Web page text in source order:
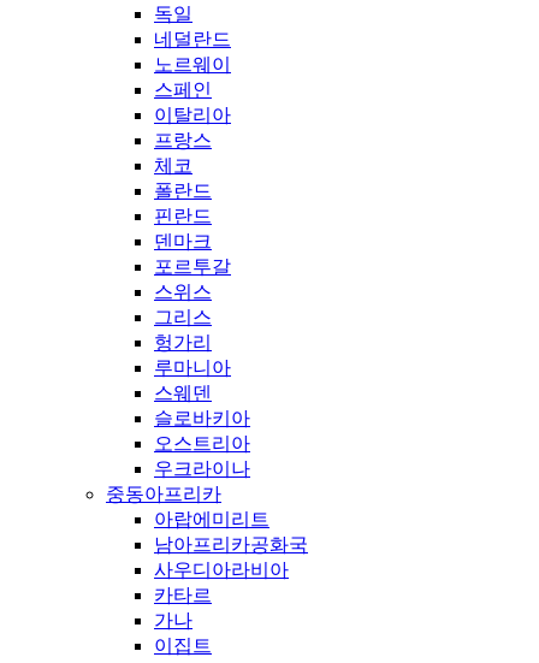
독일
네덜란드
노르웨이
스페인
이탈리아
프랑스
체코
폴란드
핀란드
덴마크
포르투갈
스위스
그리스
헝가리
루마니아
스웨덴
슬로바키아
오스트리아
우크라이나
중동아프리카
아랍에미리트
남아프리카공화국
사우디아라비아
카타르
가나
이집트